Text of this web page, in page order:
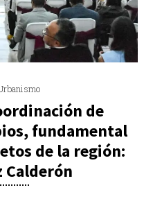
de
fundamental
de la región:
Calderón